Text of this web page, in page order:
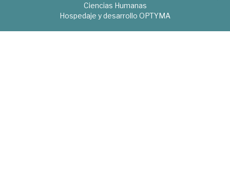
Ciencias Humanas
Hospedaje y desarrollo OPTYMA